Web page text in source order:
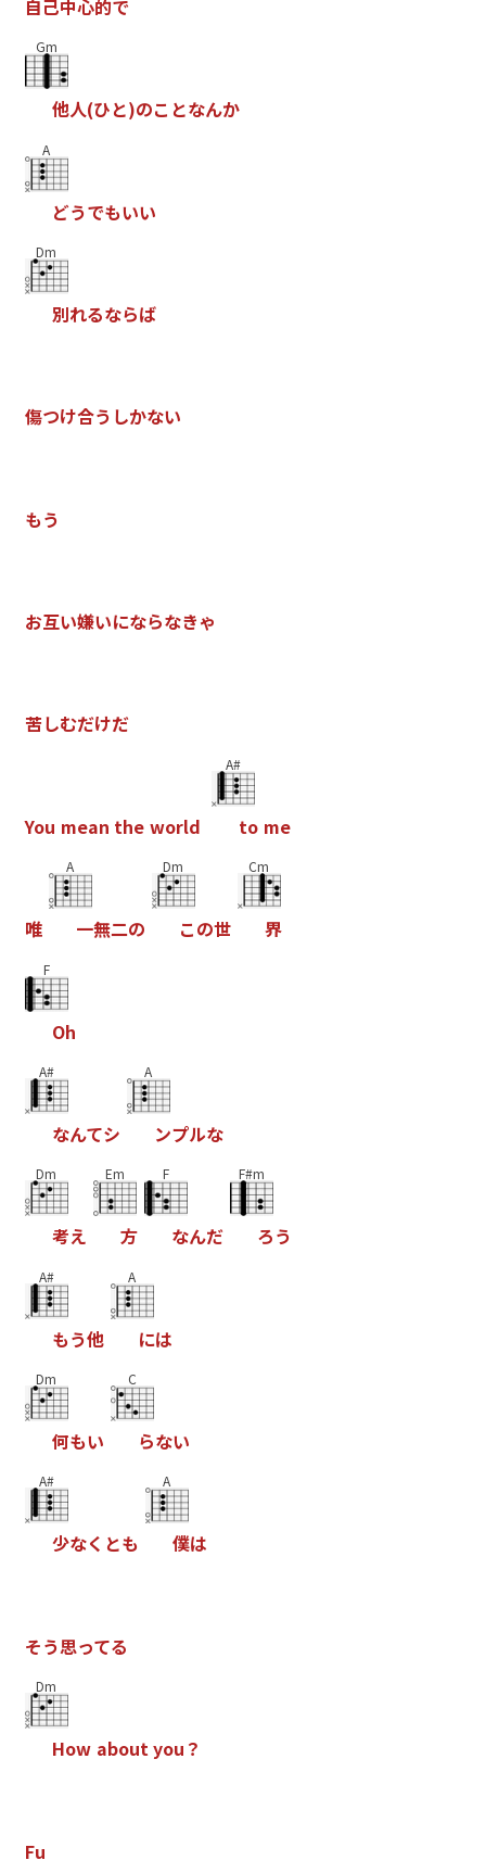
自己中心的で
Gm
他人(ひと)のこ となんか
A
どうでもいい
Dm
別れるならば
傷つけ合う しかない
もう
お互い嫌いにならなきゃ
苦しむだけだ
You mean the world
A#
to me
唯
A
一無二の
Dm
この世
Cm
界
F
Oh
A#
なんてシ
A
ンプルな
Dm
考え
Em
方
F
なんだ
F#m
ろう
A#
もう他
A
には
Dm
何もい
C
らない
A#
少なく とも
A
僕は
そう思ってる
Dm
How aboutyou ？
Fu